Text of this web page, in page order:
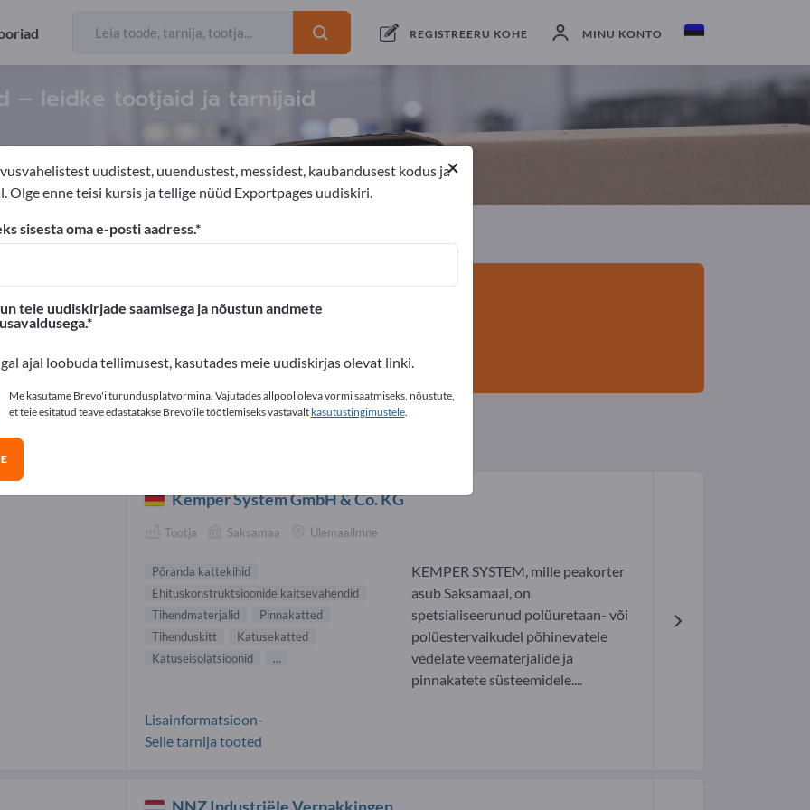
REGISTREERU KOHE MINU KONTO
– leidke tootjaid ja tarnijaid
eksportijad 12 Tootja
Ärikontaktid >> alustage siit
Exportpages'is.
siin
tarnijad (12)
Kemper System GmbH & Co. KG
Tootja Saksamaa Ülemaailmne
Põranda kattekihid
Ehituskonstruktsioonide kaitsevahendid
Tihendmaterjalid
Pinnakatted
Tihenduskitt
Katusekatted
Katuseisolatsioonid
...
KEMPER SYSTEM, mille peakorter
asub Saksamaal, on
spetsialiseerunud polüuretaan- või
polüestervaikudel põhinevatele
vedelate veematerjalide ja
pinnakatete süsteemidele....
Lisainformatsioon-
Selle tarnija tooted
×
uudistest, uuendustest, messidest, kaubandusest kodus ja
Olge enne teisi kursis ja tellige nüüd Exportpages uudiskiri.
sisesta oma e-posti aadress.
teie uudiskirjade saamisega ja nõustun andmete
ajal loobuda tellimusest, kasutades meie uudiskirjas olevat linki.
Me kasutame Brevo'i turundusplatvormina. Vajutades allpool oleva vormi saatmiseks, nõustute,
et teie esitatud teave edastatakse Brevo'ile töötlemiseks vastavalt kasutustingimustele.